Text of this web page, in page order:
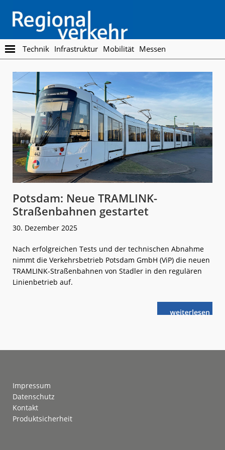
main
content
footer
Regionalverkehr
Die
Fachzeitschrift
den
Öffentlichen
Personennahverkehr
Technik Infrastruktur Mobilität Messen
Potsdam: Neue TRAMLINK-
Straßenbahnen gestartet
30. Dezember 2025
Nach erfolgreichen Tests und der technischen Abnahme
nimmt die Verkehrsbetrieb Potsdam GmbH (ViP) die neuen
TRAMLINK-Straßenbahnen von Stadler in den regulären
Linienbetrieb auf.
weiterlese
nPotsdam:
Impressum
Datenschutz
Kontakt
Produktsicherheit